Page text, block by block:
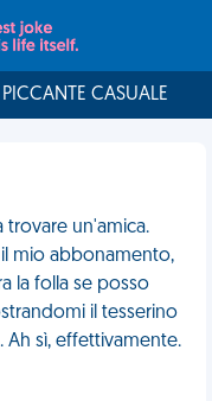
PICCANTE CASUALE
un'amica.
mio abbonamento,
la folla se posso
il tesserino
Ah sì, effettivamente.